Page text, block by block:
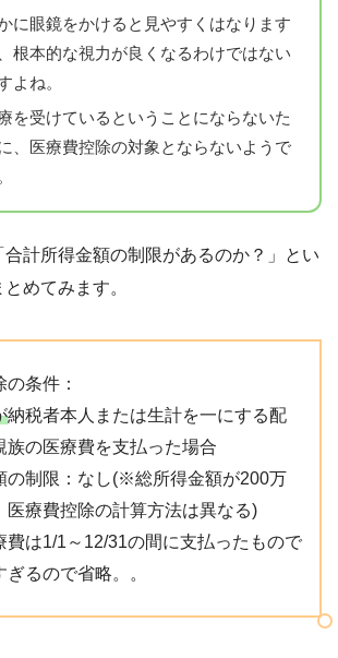
に眼鏡をかけると見やすくはなります
根本的な視力が良くなるわけではない
よね。
を受けているということにならないた
、医療費控除の対象とならないようで
計所得金額の制限があるのか？」とい
めてみます。
条件：
納税者本人または生計を一にする配
族の医療費を支払った場合
の制限：なし(※総所得金額が200万
医療費控除の計算方法は異なる)
費は1/1～12/31の間に支払ったもので
るので省略。。